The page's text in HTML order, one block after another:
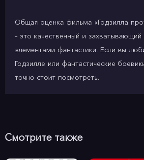
Общая оценка фильма «Годзилла
– это качественный и
элементами фантастики. Если вы
Годзилле или фантастические
точно стоит посмотреть.
Смотрите также